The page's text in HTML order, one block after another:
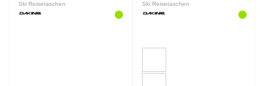
Ski Reisetaschen Ski Reisetaschen